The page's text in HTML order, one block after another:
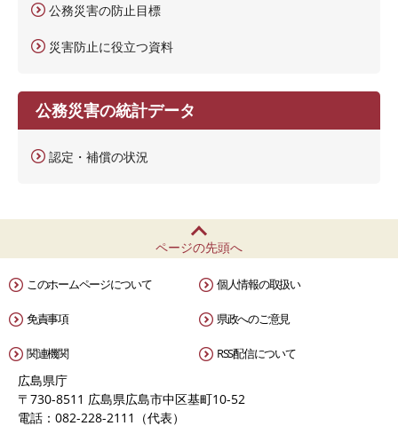
公務災害の防止目標
災害防止に役立つ資料
公務災害の統計データ
認定・補償の状況
ページの先頭へ
このホームページについて 個人情報の取扱い
免責事項 県政へのご意見
関連機関 RSS配信について
広島県庁
〒730-8511 広島県広島市中区基町10-52
電話：082-228-2111（代表）